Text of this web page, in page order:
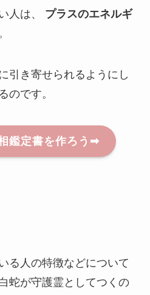
人は、 プラスのエネルギ
引き寄せられるようにし
のです。
鑑定書を作ろう➡
る人の特徴などについて
蛇が守護霊としてつくの